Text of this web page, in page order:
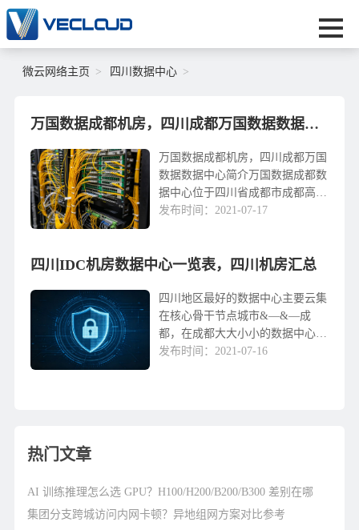
微云网络主页 四川数据中心
万国数据成都机房，四川成都万国数据数据中心简介
万国数据成都机房，四川成都万国
数据数据中心简介万国数据成都数
据中心位于四川省成都市成都高新
技术产业开发区西区。建设占地约
平方米，分为监...
发布时间：2021-07-17
四川IDC机房数据中心一览表，四川机房汇总
四川地区最好的数据中心主要云集
在核心骨干节点城市&—&—成
都，在成都大大小小的数据中心里
面尤以中国西部信息中心、中国电
发布时间：2021-07-16
热门文章
AI 训练推理怎么选 GPU？H100/H200/B200/B300 差别在哪
集团分支跨城访问内网卡顿？异地组网方案对比参考